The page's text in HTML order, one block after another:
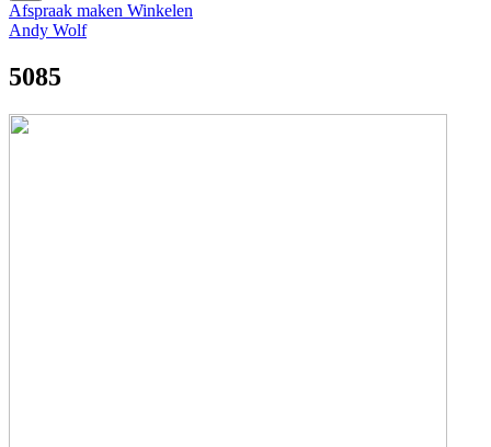
Afspraak maken Winkelen
Andy Wolf
5085